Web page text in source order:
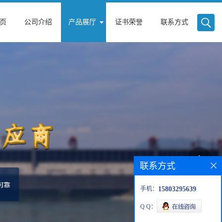
公司介绍 产品展厅 证书荣誉 联系方式
联系方式
手机： 15803295639
Q Q：